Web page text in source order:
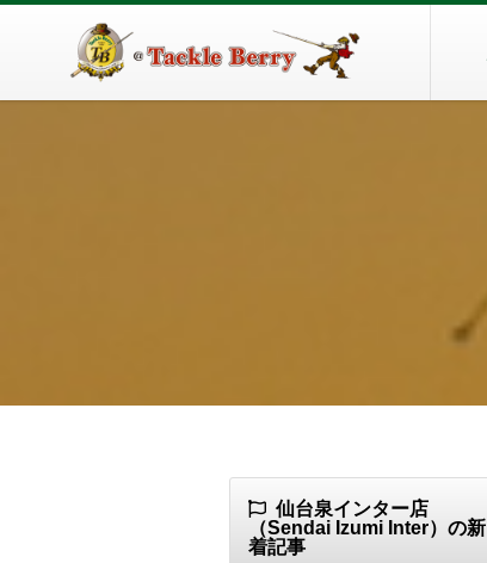
仙台泉インター店
（Sendai Izumi Inter）の新
着記事